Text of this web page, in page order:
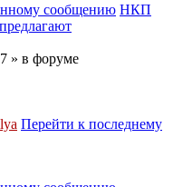
сообщению НКП
» в форуме
Перейти к последнему